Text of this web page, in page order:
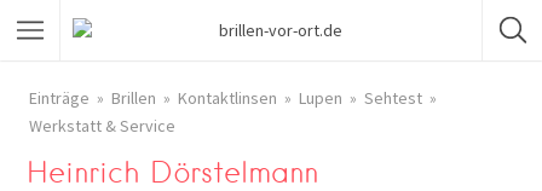
Einträge Brillen Kontaktlinsen Lupen
Sehtest
Werkstatt & Service
Heinrich Dörstelmann